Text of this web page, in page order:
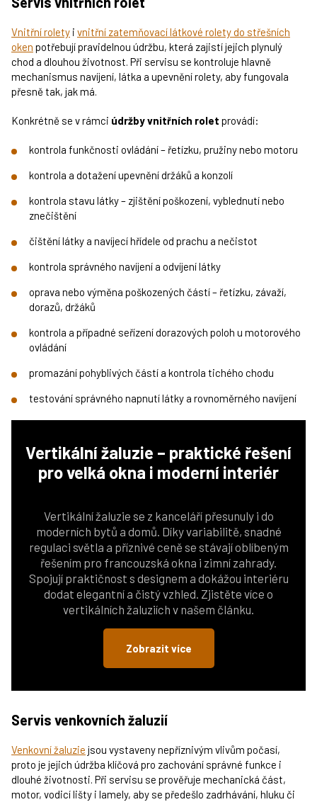
Vnitřní rolety i vnitřní zatemňovací látkové rolety do střešních
oken potřebují pravidelnou údržbu, která zajistí jejich plynulý
chod a dlouhou životnost. Při servisu se kontroluje hlavně
mechanismus navíjení, látka a upevnění rolety, aby fungovala
přesně tak, jak má.
Konkrétně se v rámci údržby vnitřních rolet provádí:
kontrola funkčnosti ovládání – řetízku, pružiny nebo motoru
kontrola a dotažení upevnění držáků a konzolí
kontrola stavu látky – zjištění poškození, vyblednutí nebo
znečištění
čištění látky a navíjecí hřídele od prachu a nečistot
kontrola správného navíjení a odvíjení látky
oprava nebo výměna poškozených částí – řetízku, závaží,
dorazů, držáků
kontrola a případné seřízení dorazových poloh u motorového
ovládání
promazání pohyblivých částí a kontrola tichého chodu
testování správného napnutí látky a rovnoměrného navíjení
Vertikální žaluzie – praktické řešení
pro velká okna i moderní interiér
Vertikální žaluzie se z kanceláří přesunuly i do
moderních bytů a domů. Díky variabilitě, snadné
regulaci světla a příznivé ceně se stávají oblíbeným
řešením pro francouzská okna i zimní zahrady.
Spojují praktičnost s designem a dokážou interiéru
dodat elegantní a čistý vzhled. Zjistěte více o
vertikálních žaluziích v našem článku.
Zobrazit více
Servis venkovních žaluzií
Venkovní žaluzie jsou vystaveny nepříznivým vlivům počasí,
proto je jejich údržba klíčová pro zachování správné funkce i
dlouhé životnosti. Při servisu se prověřuje mechanická část,
motor, vodicí lišty i lamely, aby se předešlo zadrhávání, hluku či